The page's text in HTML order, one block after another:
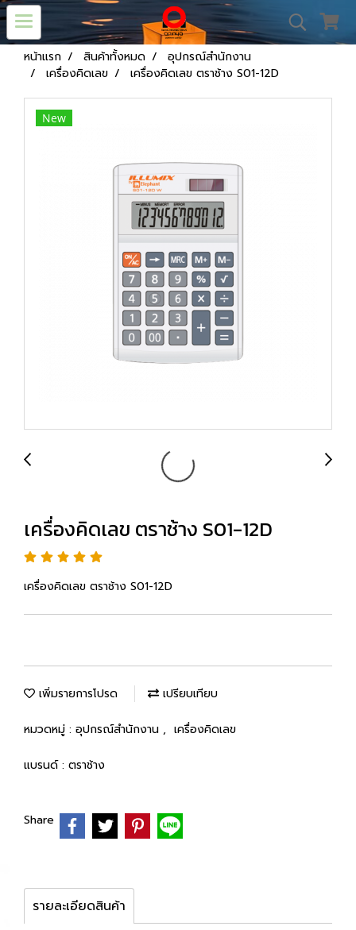
หน้าแรก สินค้าทั้งหมด
อุปกรณ์สำนักงาน
เครื่องคิดเลข
เครื่องคิดเลข ตราช้าง S01-12D
New
เครื่องคิดเลข ตราช้าง S01-12D
เครื่องคิดเลข ตราช้าง S01-12D
เพิ่มรายการโปรด เปรียบเทียบ
หมวดหมู่ : อุปกรณ์สำนักงาน , เครื่องคิดเลข
แบรนด์ : ตราช้าง
Share
รายละเอียดสินค้า